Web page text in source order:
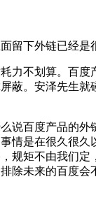
留下外链已经是
力不划算。百
蔽。安泽先生
说百度产品的
情是在很久很
规矩不由我们定
除未来的百度